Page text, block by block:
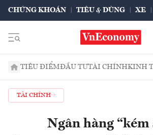
CHỨNG KHOÁN TIÊU & DÙNG XE
TIÊU ĐIỂMĐẦU TƯTÀI CHÍNHKINH
TÀI CHÍNH
Ngân hàng “kém